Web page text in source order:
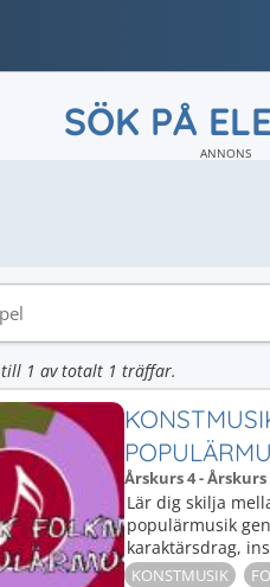
SÖK PÅ
ANNONS
1 av totalt 1 träffar.
Årskurs 4 - Årskurs
Lär dig skilja
populärmusik
karaktärsdrag,
KONSTMUSIK